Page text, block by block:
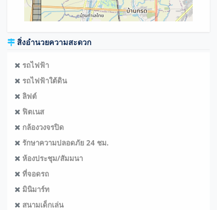
สิ่งอำนวยความสะดวก
รถไฟฟ้า
รถไฟฟ้าใต้ดิน
ลิฟต์
ฟิตเนส
กล้องวงจรปิด
รักษาความปลอดภัย 24 ชม.
ห้องประชุม/สัมมนา
ที่จอดรถ
มินิมาร์ท
สนามเด็กเล่น